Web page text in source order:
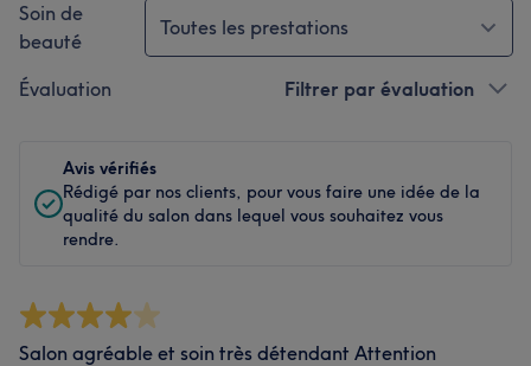
Soin de
beauté
Toutes les prestations
Évaluation Filtrer par évaluation
Avis vérifiés
Rédigé par nos clients, pour vous faire une idée de la
qualité du salon dans lequel vous souhaitez vous
rendre.
Salon agréable et soin très détendant Attention